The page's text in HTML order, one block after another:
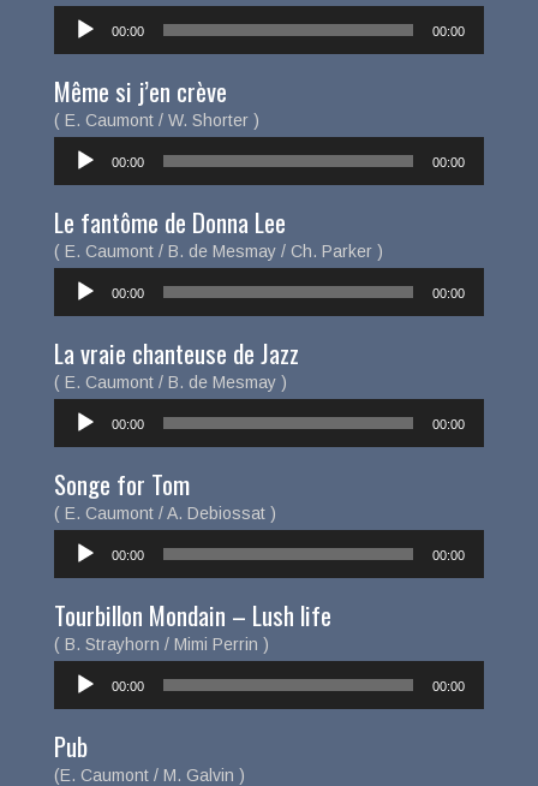
Lecteur
audio
00:00 00:00
Même si j’en crève
( E. Caumont / W. Shorter )
Lecteur
audio
00:00 00:00
Le fantôme de Donna Lee
( E. Caumont / B. de Mesmay / Ch. Parker )
Lecteur
audio
00:00 00:00
La vraie chanteuse de Jazz
( E. Caumont / B. de Mesmay )
Lecteur
audio
00:00 00:00
Songe for Tom
( E. Caumont / A. Debiossat )
Lecteur
audio
00:00 00:00
Tourbillon Mondain – Lush life
( B. Strayhorn / Mimi Perrin )
Lecteur
audio
00:00 00:00
Pub
(E. Caumont / M. Galvin )